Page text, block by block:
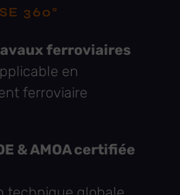
360°
ferroviaires
en
ferroviaire
& AMOA certifiée